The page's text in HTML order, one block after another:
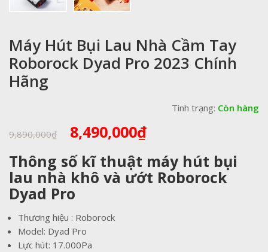
Máy Hút Bụi Lau Nhà Cầm Tay
Roborock Dyad Pro 2023 Chính
Hãng
Tình trạng: Còn hàng
9,890,000₫ Giá
gốc
là:
9,890,000₫.
8,490,000₫Giá
tại
là:
8,490,000₫.
Thông số kĩ thuật máy hút bụi
lau nhà khô và ướt Roborock
Dyad Pro
Thương hiệu : Roborock
Model: Dyad Pro
Lực hút: 17.000Pa